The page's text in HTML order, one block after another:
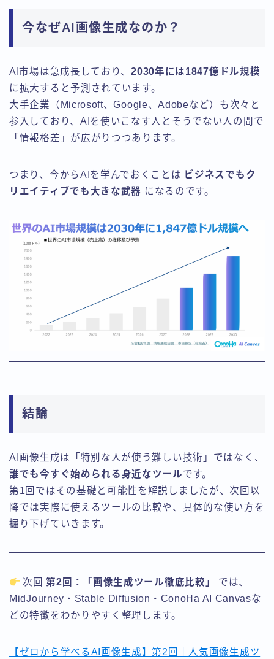
今なぜAI画像生成なのか？
AI市場は急成長しており、2030年には1847億ドル規模
に拡大すると予測されています。
大手企業（Microsoft、Google、Adobeなど）も次々と
参入しており、AIを使いこなす人とそうでない人の間で
「情報格差」が広がりつつあります。
つまり、今からAIを学んでおくことは ビジネスでもク
リエイティブでも大きな武器 になるのです。
結論
AI画像生成は「特別な人が使う難しい技術」ではなく、
誰でも今すぐ始められる身近なツールです。
第1回ではその基礎と可能性を解説しましたが、次回以
降では実際に使えるツールの比較や、具体的な使い方を
掘り下げていきます。
次回第2回：「画像生成ツール徹底比較」
では、
MidJourney・Stable Diffusion・ConoHa AI Canvasな
どの特徴をわかりやすく整理します。
【ゼロから学べるAI画像生成】第2回｜人気画像生成ツ